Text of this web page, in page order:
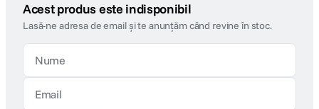
Acest produs este indisponibil
Lasă-ne adresa de email și te anunțăm când revine în stoc.